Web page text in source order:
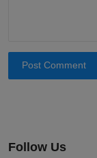
Post Comment
Follow Us